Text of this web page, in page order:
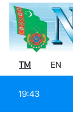
TM EN
19:43